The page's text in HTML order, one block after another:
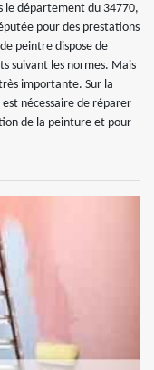
le département du 34770,
pour des prestations
peintre dispose de
suivant les normes. Mais
importante. Sur la
nécessaire de réparer
de la peinture et pour